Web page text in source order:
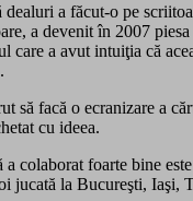
a făcut-o pe
a devenit în 2007
a avut intuiţia că
să facă o ecranizare a
cu ideea.
colaborat foarte bine
jucată la Bucureşti,